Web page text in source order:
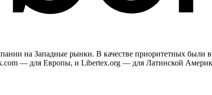
на Западные рынки. В качестве приоритетных
— для Европы, и Libertex.org — для Латинской